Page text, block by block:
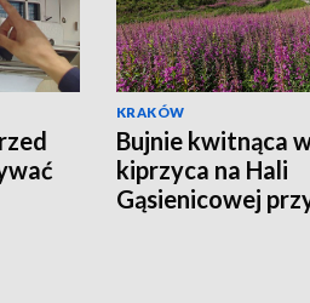
KRAKÓW
Bujnie kwitnąca
kiprzyca na Hali
Gąsienicowej